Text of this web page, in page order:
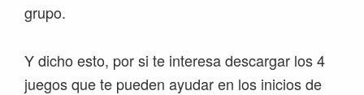
grupo.
Y dicho esto, por si te interesa descargar los 4
juegos que te pueden ayudar en los inicios de